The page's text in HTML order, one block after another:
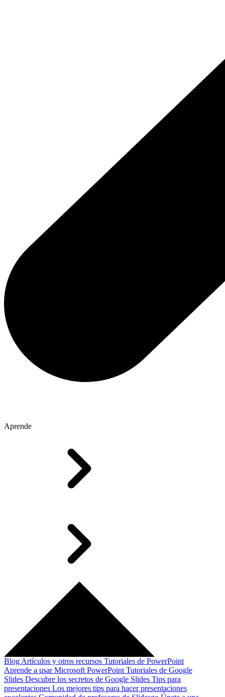
Aprende
Blog Artículos y otros recursos Tutoriales de PowerPoint
Aprende a usar Microsoft PowerPoint Tutoriales de Google
Slides Descubre los secretos de Google Slides Tips para
presentaciones Los mejores tips para hacer presentaciones